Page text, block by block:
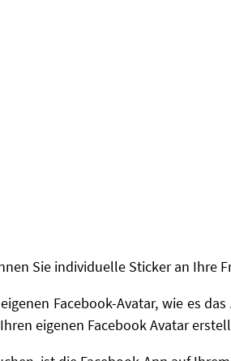
Sie individuelle Sticker an Ihre
Facebook-Avatar, wie es
eigenen Facebook Avatar